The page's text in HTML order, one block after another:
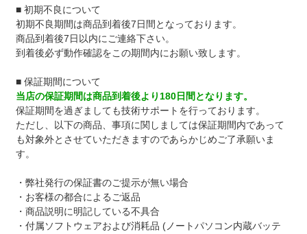
■ 初期不良について
初期不良期間は商品到着後7日間となっております。
商品到着後7日以内にご連絡下さい。
到着後必ず動作確認をこの期間内にお願い致します。
■ 保証期間について
当店の保証期間は商品到着後より180日間となります。
保証期間を過ぎましても技術サポートを行っております。
ただし、以下の商品、事項に関しましては保証期間内であって
も対象外とさせていただきますのであらかじめご了承願いま
す。
・弊社発行の保証書のご提示が無い場合
・お客様の都合によるご返品
・商品説明に明記している不具合
・付属ソフトウェアおよび消耗品 (ノートパソコン内蔵バッテ